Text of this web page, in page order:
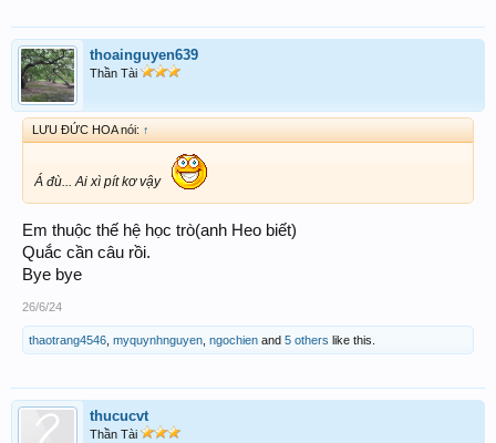
thoainguyen639
Thần Tài
LƯU ĐỨC HOA nói: ↑
Á đù... Ai xì pít kơ vậy
Em thuộc thế hệ học trò(anh Heo biết)
Quắc cần câu rồi.
Bye bye
26/6/24
thaotrang4546 myquynhnguyen ngochien and 5 others like this.
thucucvt
Thần Tài